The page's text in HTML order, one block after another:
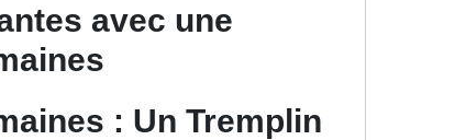
avec une
: Un Tremplin